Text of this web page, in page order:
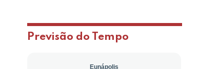
Previsão do Tempo